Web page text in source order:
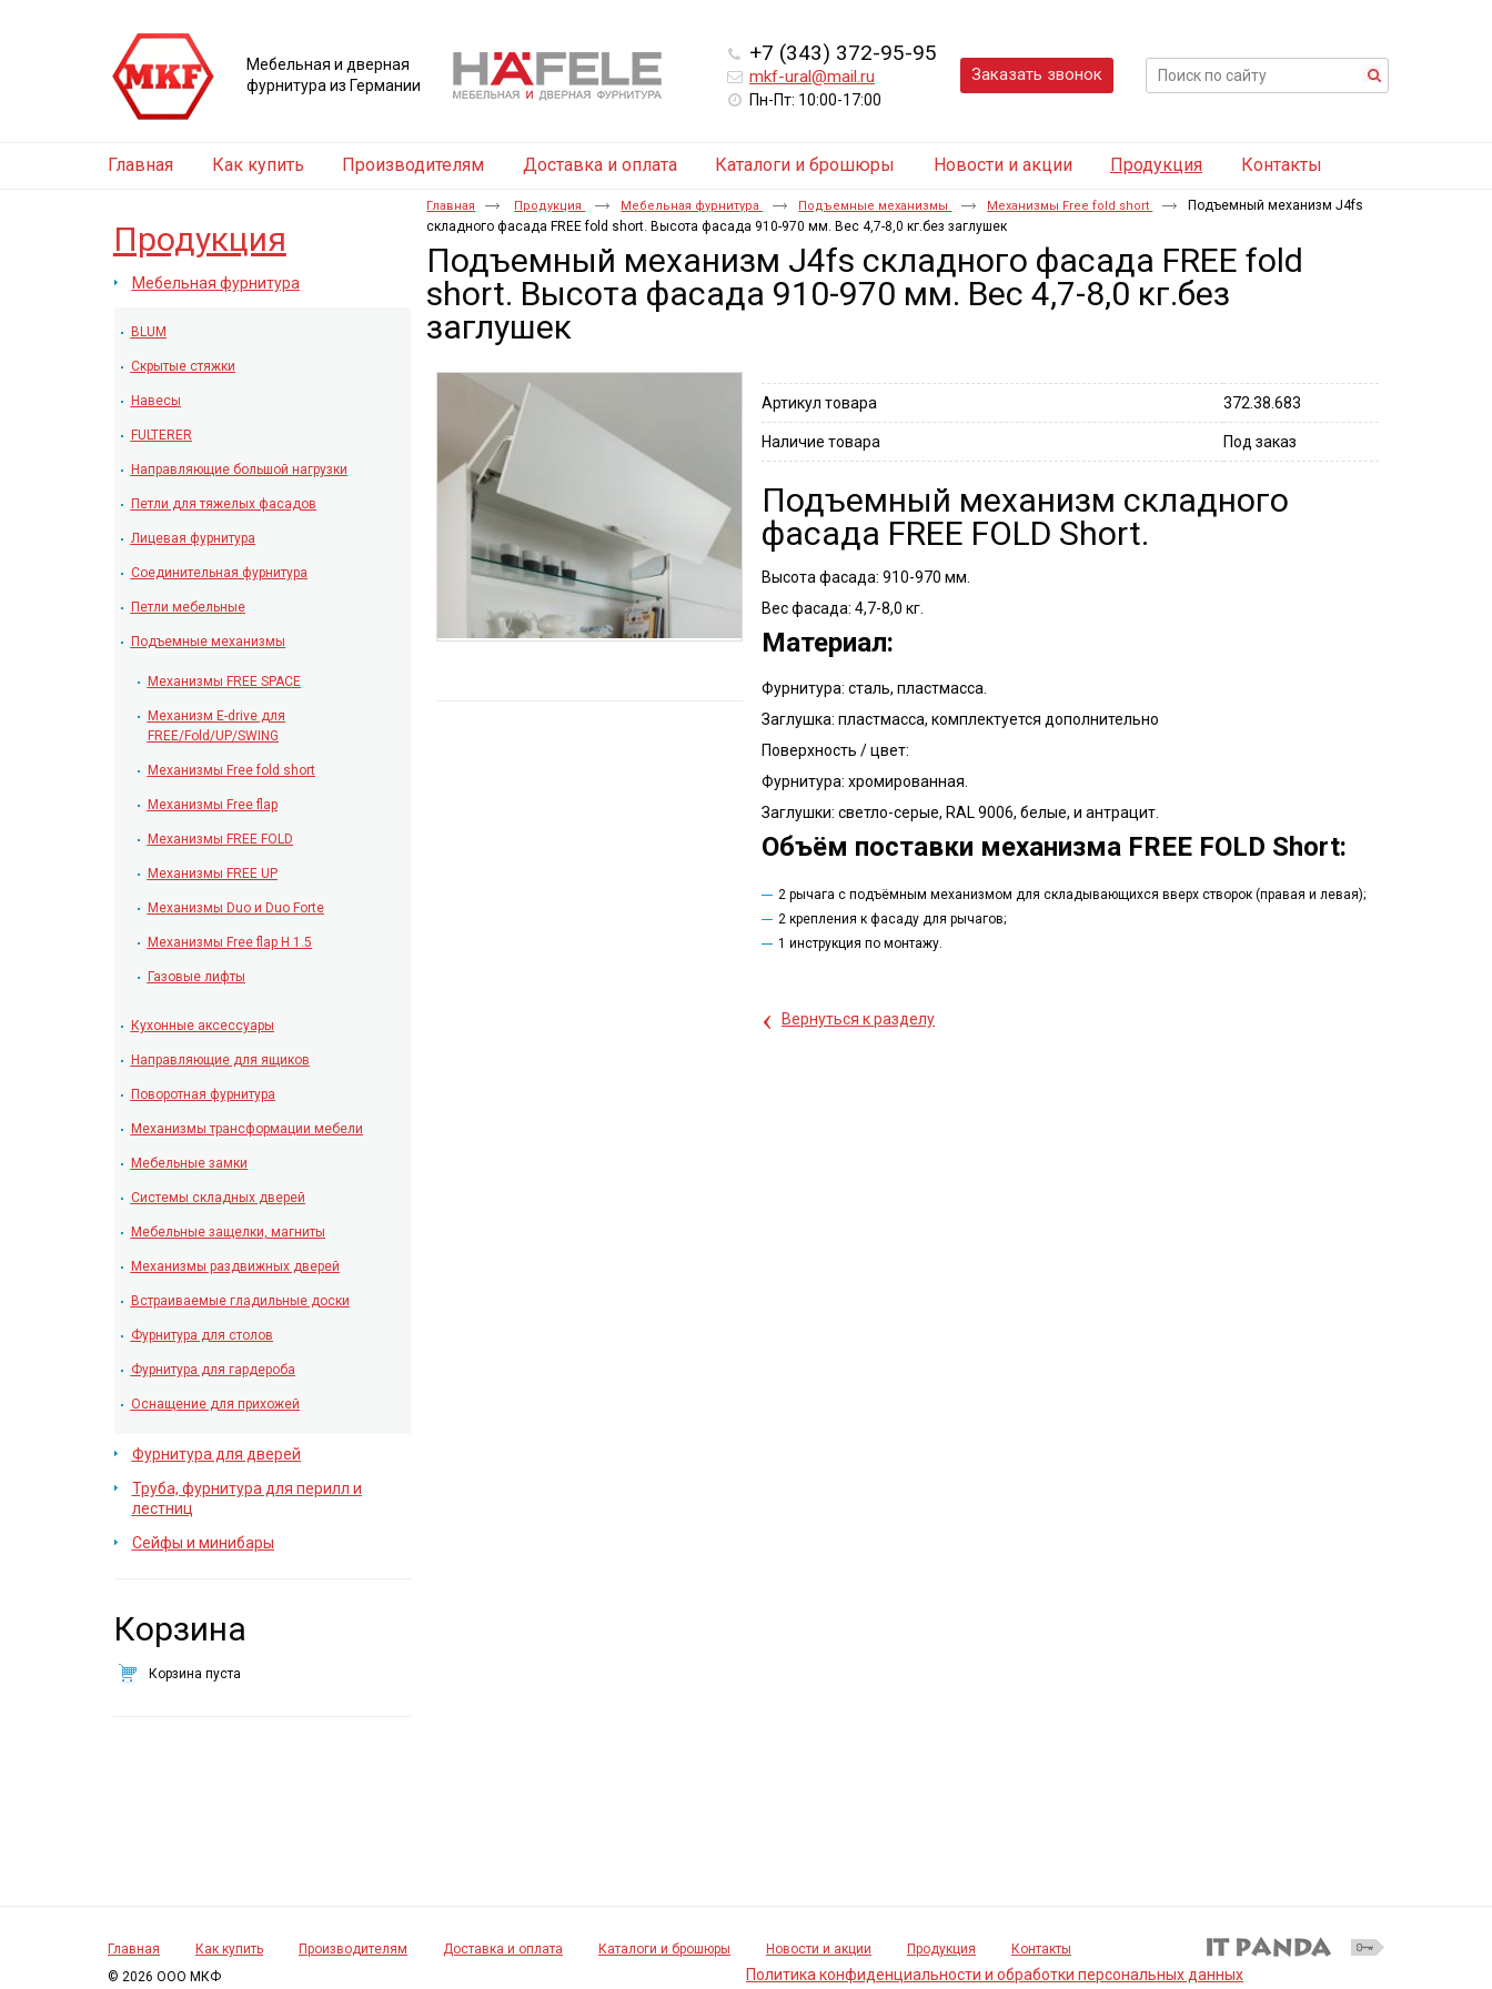
+7 (343) 372-95-95
mkf-ural@mail.ru
Пн-Пт: 10:00-17:00
Заказать звонок
Мебельная и дверная
фурнитура из Германии
Главная Как купить Производителям Доставка и оплата Каталоги и брошюры Новости и акции Продукция Контакты
Продукция
Мебельная фурнитура
BLUM
Скрытые стяжки
Навесы
FULTERER
Направляющие большой нагрузки
Петли для тяжелых фасадов
Лицевая фурнитура
Соединительная фурнитура
Петли мебельные
Подъемные механизмы
Механизмы FREE SPACE
Механизм E-drive для
FREE/Fold/UP/SWING
Механизмы Free fold short
Механизмы Free flap
Механизмы FREE FOLD
Механизмы FREE UP
Механизмы Duo и Duo Forte
Механизмы Free flap H 1.5
Газовые лифты
Кухонные аксессуары
Направляющие для ящиков
Поворотная фурнитура
Механизмы трансформации мебели
Мебельные замки
Системы складных дверей
Мебельные защелки, магниты
Механизмы раздвижных дверей
Встраиваемые гладильные доски
Фурнитура для столов
Фурнитура для гардероба
Оснащение для прихожей
Фурнитура для дверей
Труба, фурнитура для перилл и
лестниц
Сейфы и минибары
Корзина
Корзина пуста
Главная Продукция Мебельная фурнитура Подъемные механизмы Механизмы Free fold short
Подъемный механизм J4fs
складного фасада FREE fold short. Высота фасада 910-970 мм. Вес 4,7-8,0 кг.без заглушек
Подъемный механизм J4fs складного фасада FREE fold
short. Высота фасада 910-970 мм. Вес 4,7-8,0 кг.без
заглушек
Артикул товара 372.38.683
Наличие товара Под заказ
Подъемный механизм складного
фасада FREE FOLD Short.
Высота фасада: 910-970 мм.
Вес фасада: 4,7-8,0 кг.
Материал:
Фурнитура: сталь, пластмасса.
Заглушка: пластмасса, комплектуется дополнительно
Поверхность / цвет:
Фурнитура: хромированная.
Заглушки: светло-серые, RAL 9006, белые, и антрацит.
Объём поставки механизма FREE FOLD Short:
2 рычага с подъёмным механизмом для складывающихся вверх створок (правая и левая);
2 крепления к фасаду для рычагов;
1 инструкция по монтажу.
‹ Вернуться к разделу
Главная Как купить Производителям Доставка и оплата Каталоги и брошюры Новости и акции Продукция
Контакты
© 2026 ООО МКФ
Политика конфиденциальности и обработки персональных данных